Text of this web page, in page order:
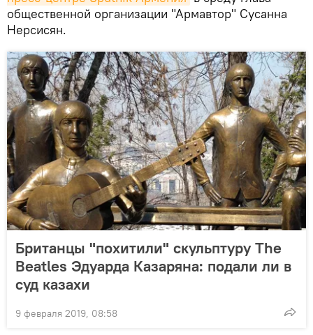
общественной организации "Армавтор" Сусанна
Нерсисян.
Британцы "похитили" скульптуру The
Beatles Эдуарда Казаряна: подали ли в
суд казахи
9 февраля 2019, 08:58